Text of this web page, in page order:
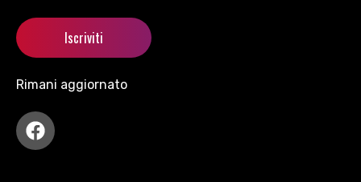
Rimani aggiornato